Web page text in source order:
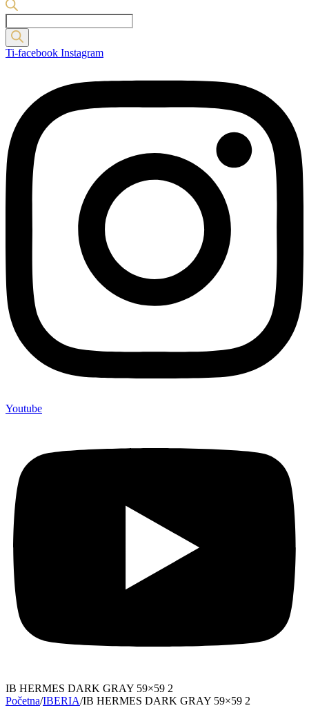
Products
search
Ti-facebook Instagram
Youtube
IB HERMES DARK GRAY 59×59 2
Početna/IBERIA/IB HERMES DARK GRAY 59×59 2